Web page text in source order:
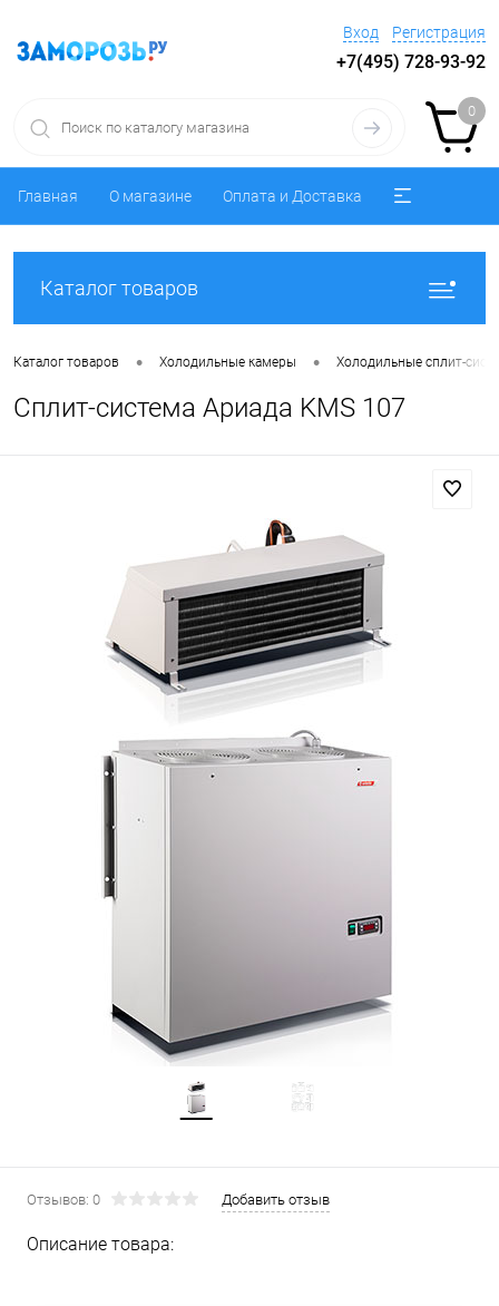
Вход Регистрация
+7(495) 728-93-92
0
Главная О магазине Оплата и Доставка
Каталог товаров
Каталог товаров • Холодильные камеры • Холодильные сплит-
Сплит-система Ариада KMS 107
Отзывов: 0 Добавить отзыв
Описание товара: